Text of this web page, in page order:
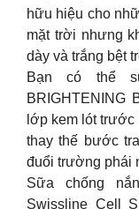
hữu hiệu cho
mặt trời nhưng
dày và trắng bệt
Bạn có thể
BRIGHTENING
lớp kem lót trước
thay thế bước
đuổi trường phái
Sữa chống
Swissline Cell